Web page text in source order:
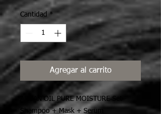
Cantidad *
Agregar al carrito
ARGAN OIL PURE MOISTURE Set -
Shampoo + Mask + Serum